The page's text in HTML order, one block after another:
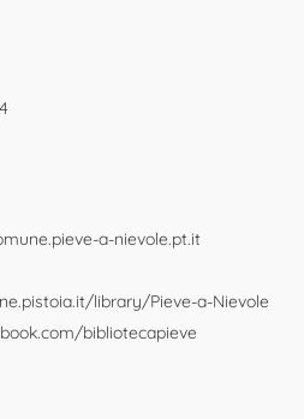
a-nievole.pt.it
library/Pieve-a-Nievole
bibliotecapieve